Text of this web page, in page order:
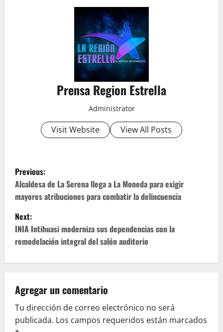
Prensa Region Estrella
Administrator
Visit Website View All Posts
P
o
s
t
n
v
i
Previous:
Alcaldesa de La Serena llega a La Moneda para exigir
mayores atribuciones para combatir la delincuencia
Next:
INIA Intihuasi moderniza sus dependencias con la
remodelación integral del salón auditorio
Agregar un comentario
Tu dirección de correo electrónico no será
publicada. Los campos requeridos están marcados